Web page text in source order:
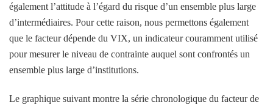
également l’attitude à l’égard du risque d’un ensemble plus large
d’intermédiaires. Pour cette raison, nous permettons également
que le facteur dépende du VIX, un indicateur couramment utilisé
pour mesurer le niveau de contrainte auquel sont confrontés un
ensemble plus large d’institutions.
Le graphique suivant montre la série chronologique du facteur de